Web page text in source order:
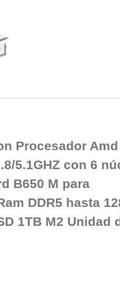
Procesador
5.1GHZ con 6
B650 M para
DDR5 hasta
1TB M2 Unidad